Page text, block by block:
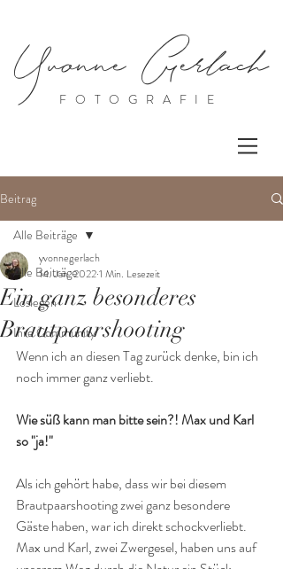
Yvonne Gerlach
FOTOGRAFIE
Beitrag
Alle Beiträge
Loslegen
Ihre Community
Alle Beiträge
Ein ganz besonderes
Brautpaarshooting
yvonnegerlach
14. Jan. 20221 Min. Lesezeit
Wenn ich an diesen Tag zurück denke, bin ich
noch immer ganz verliebt.
Wie süß kann man bitte sein?! Max und Karl
so "ja!"
Als ich gehört habe, dass wir bei diesem
Brautpaarshooting zwei ganz besondere
Gäste haben, war ich direkt schockverliebt.
Max und Karl, zwei Zwergesel, haben uns auf